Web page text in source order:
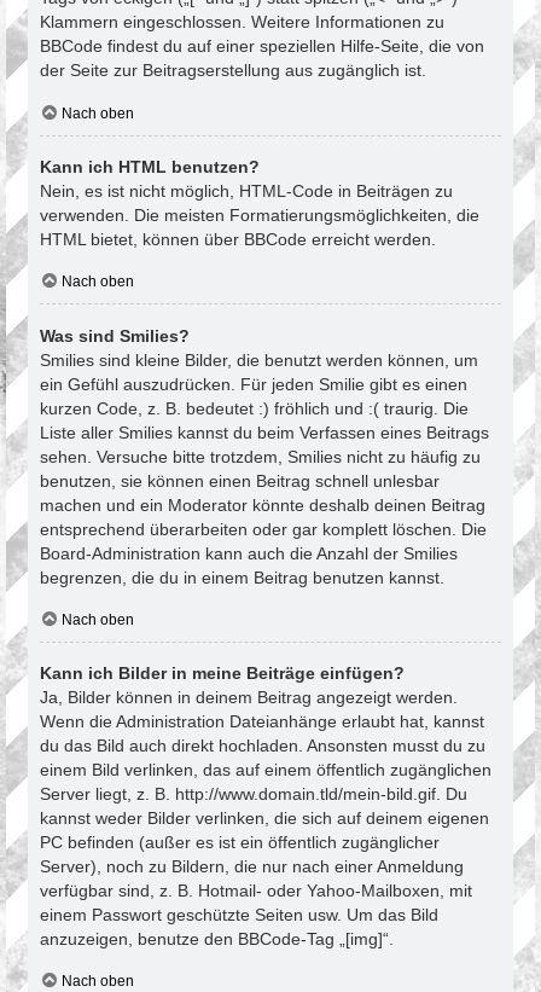
Klammern eingeschlossen. Weitere Informationen zu
BBCode findest du auf einer speziellen Hilfe-Seite, die von
der Seite zur Beitragserstellung aus zugänglich ist.
Nach oben
Kann ich HTML benutzen?
Nein, es ist nicht möglich, HTML-Code in Beiträgen zu
verwenden. Die meisten Formatierungsmöglichkeiten, die
HTML bietet, können über BBCode erreicht werden.
Nach oben
Was sind Smilies?
Smilies sind kleine Bilder, die benutzt werden können, um
ein Gefühl auszudrücken. Für jeden Smilie gibt es einen
kurzen Code, z. B. bedeutet :) fröhlich und :( traurig. Die
Liste aller Smilies kannst du beim Verfassen eines Beitrags
sehen. Versuche bitte trotzdem, Smilies nicht zu häufig zu
benutzen, sie können einen Beitrag schnell unlesbar
machen und ein Moderator könnte deshalb deinen Beitrag
entsprechend überarbeiten oder gar komplett löschen. Die
Board-Administration kann auch die Anzahl der Smilies
begrenzen, die du in einem Beitrag benutzen kannst.
Nach oben
Kann ich Bilder in meine Beiträge einfügen?
Ja, Bilder können in deinem Beitrag angezeigt werden.
Wenn die Administration Dateianhänge erlaubt hat, kannst
du das Bild auch direkt hochladen. Ansonsten musst du zu
einem Bild verlinken, das auf einem öffentlich zugänglichen
Server liegt, z. B. http://www.domain.tld/mein-bild.gif. Du
kannst weder Bilder verlinken, die sich auf deinem eigenen
PC befinden (außer es ist ein öffentlich zugänglicher
Server), noch zu Bildern, die nur nach einer Anmeldung
verfügbar sind, z. B. Hotmail- oder Yahoo-Mailboxen, mit
einem Passwort geschützte Seiten usw. Um das Bild
anzuzeigen, benutze den BBCode-Tag „[img]“.
Nach oben